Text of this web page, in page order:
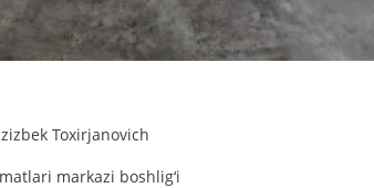
Toxirjanovich
markazi boshlig‘i